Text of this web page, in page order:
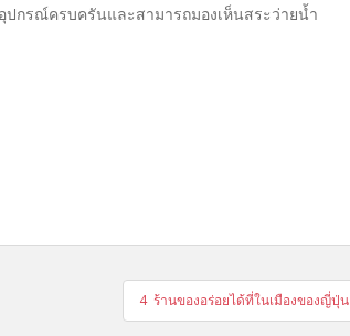
กรณ์ครบครันและสามารถมองเห็นสระว่ายน้ำ
4 ร้านของอร่อยได้ที่ในเมืองของญี่ปุ่น